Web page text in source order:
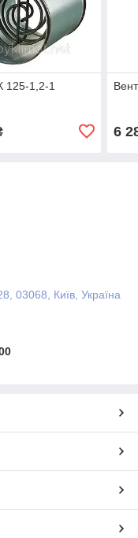
125-1,2-1
6
03068, Київ, Україна